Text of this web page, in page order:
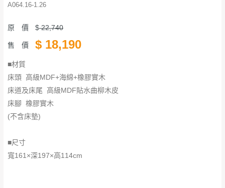
A064.16-1.26
原 價 $22,740
售 價 $ 18,190
■材質
床頭 高級MDF+海綿+橡膠實木
床道及床尾 高級MDF貼水曲柳木皮
床腳 橡膠實木
(不含床墊)
■尺寸
寬161×深197×高114cm